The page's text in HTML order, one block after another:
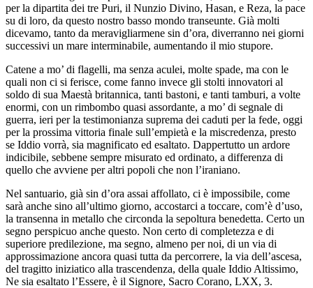
per la dipartita dei tre Puri, il Nunzio Divino, Hasan, e Reza, la pace
su di loro, da questo nostro basso mondo transeunte. Già molti
dicevamo, tanto da meravigliarmene sin d’ora, diverranno nei giorni
successivi un mare interminabile, aumentando il mio stupore.
Catene a mo’ di flagelli, ma senza aculei, molte spade, ma con le
quali non ci si ferisce, come fanno invece gli stolti innovatori al
soldo di sua Maestà britannica, tanti bastoni, e tanti tamburi, a volte
enormi, con un rimbombo quasi assordante, a mo’ di segnale di
guerra, ieri per la testimonianza suprema dei caduti per la fede, oggi
per la prossima vittoria finale sull’empietà e la miscredenza, presto
se Iddio vorrà, sia magnificato ed esaltato. Dappertutto un ardore
indicibile, sebbene sempre misurato ed ordinato, a differenza di
quello che avviene per altri popoli che non l’iraniano.
Nel santuario, già sin d’ora assai affollato, ci è impossibile, come
sarà anche sino all’ultimo giorno, accostarci a toccare, com’è d’uso,
la transenna in metallo che circonda la sepoltura benedetta. Certo un
segno perspicuo anche questo. Non certo di completezza e di
superiore predilezione, ma segno, almeno per noi, di un via di
approssimazione ancora quasi tutta da percorrere, la via dell’ascesa,
del tragitto iniziatico alla trascendenza, della quale Iddio Altissimo,
Ne sia esaltato l’Essere, è il Signore, Sacro Corano, LXX, 3.